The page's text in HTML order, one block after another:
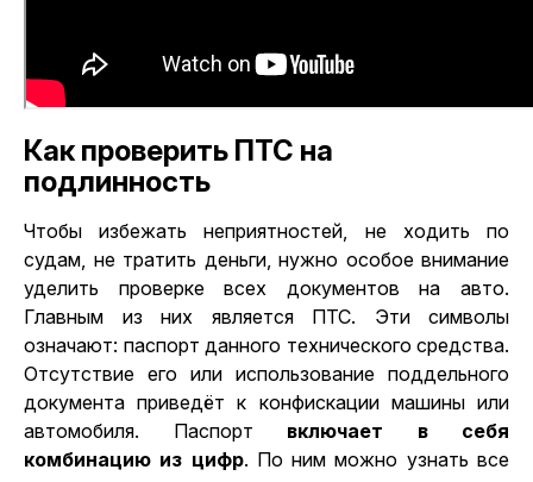
Как проверить ПТС на
подлинность
Чтобы избежать неприятностей, не ходить по
судам, не тратить деньги, нужно особое внимание
уделить проверке всех документов на авто.
Главным из них является ПТС. Эти символы
означают: паспорт данного технического средства.
Отсутствие его или использование поддельного
документа приведёт к конфискации машины или
автомобиля. Паспорт включает в себя
комбинацию из цифр. По ним можно узнать все